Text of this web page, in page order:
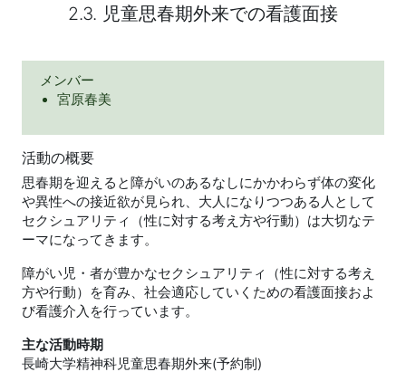
2.3. 児童思春期外来での看護面接
メンバー
宮原春美
活動の概要
思春期を迎えると障がいのあるなしにかかわらず体の変化
や異性への接近欲が見られ、大人になりつつある人として
セクシュアリティ（性に対する考え方や行動）は大切なテ
ーマになってきます。
障がい児・者が豊かなセクシュアリティ（性に対する考え
方や行動）を育み、社会適応していくための看護面接およ
び看護介入を行っています。
主な活動時期
長崎大学精神科児童思春期外来(予約制)